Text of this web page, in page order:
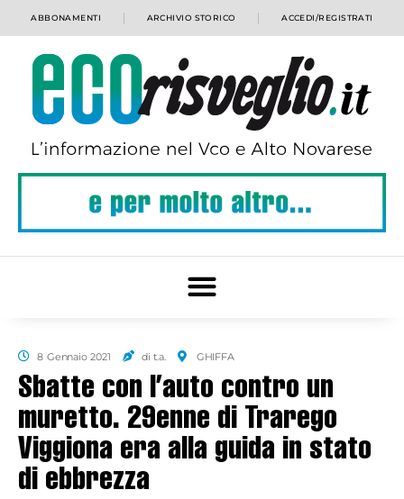
ABBONAMENTI ARCHIVIO STORICO ACCEDI/REGISTRATI
8 Gennaio 2021 di t.a. GHIFFA
Sbatte con l’auto contro un
muretto. 29enne di Trarego
Viggiona era alla guida in stato
di ebbrezza